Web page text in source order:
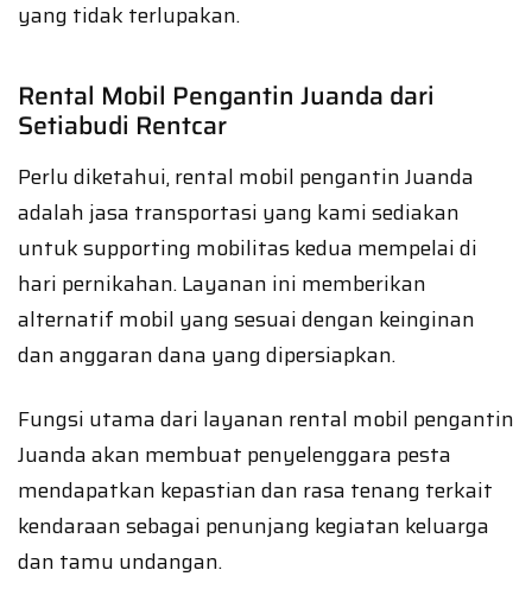
yang tidak terlupakan.
Rental Mobil Pengantin Juanda dari
Setiabudi Rentcar
Perlu diketahui, rental mobil pengantin Juanda
adalah jasa transportasi yang kami sediakan
untuk supporting mobilitas kedua mempelai di
hari pernikahan. Layanan ini memberikan
alternatif mobil yang sesuai dengan keinginan
dan anggaran dana yang dipersiapkan.
Fungsi utama dari layanan rental mobil pengantin
Juanda akan membuat penyelenggara pesta
mendapatkan kepastian dan rasa tenang terkait
kendaraan sebagai penunjang kegiatan keluarga
dan tamu undangan.